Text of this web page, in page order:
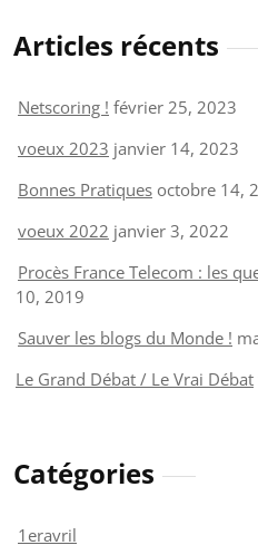
Articles récents
Netscoring ! février 25, 2023
voeux 2023 janvier 14, 2023
Bonnes Pratiques octobre 14,
voeux 2022 janvier 3, 2022
Procès France Telecom : les
10, 2019
Sauver les blogs du Monde !
Le Grand Débat / Le Vrai Débat
Catégories
1eravril